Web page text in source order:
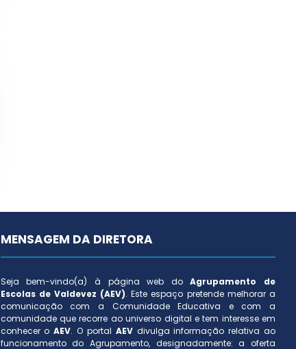
MENSAGEM DA DIRETORA
Seja bem-vindo(a) à página web doAgrupamento de
Escolas de Valdevez (AEV). Este espaço pretende melhorar a
comunicação com a Comunidade Educativa e com a
comunidade que recorre ao universo digital e tem interesse em
conhecer oAEV. O portal AEVdivulga informação relativa ao
funcionamento do Agrupamento, designadamente: a oferta